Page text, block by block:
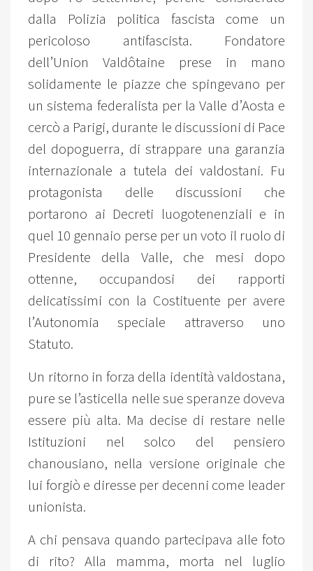
dalla Polizia politica fascista come un
pericoloso antifascista. Fondatore
dell’Union Valdôtaine prese in mano
solidamente le piazze che spingevano per
un sistema federalista per la Valle d’Aosta e
cercò a Parigi, durante le discussioni di Pace
del dopoguerra, di strappare una garanzia
internazionale a tutela dei valdostani. Fu
protagonista delle discussioni che
portarono ai Decreti luogotenenziali e in
quel 10 gennaio perse per un voto il ruolo di
Presidente della Valle, che mesi dopo
ottenne, occupandosi dei rapporti
delicatissimi con la Costituente per avere
l’Autonomia speciale attraverso uno
Statuto.
Un ritorno in forza della identità valdostana,
pure se l’asticella nelle sue speranze doveva
essere più alta. Ma decise di restare nelle
Istituzioni nel solco del pensiero
chanousiano, nella versione originale che
lui forgiò e diresse per decenni come leader
unionista.
A chi pensava quando partecipava alle foto
di rito? Alla mamma, morta nel luglio